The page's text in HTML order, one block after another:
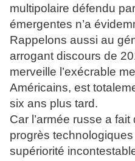
multipolaire défendu
émergentes n’a
Rappelons aussi au
arrogant discours de
merveille l’exécrable
Américains, est
six ans plus tard.
Car l’armée russe a
progrès
supériorité